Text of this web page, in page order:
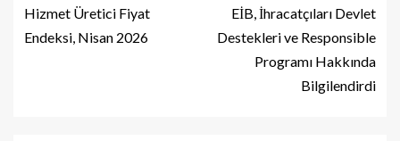
Hizmet Üretici Fiyat
Endeksi, Nisan 2026
EİB, İhracatçıları Devlet
Destekleri ve Responsible
Programı Hakkında
Bilgilendirdi